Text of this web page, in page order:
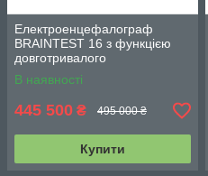
Електроенцефалограф
BRAINTEST 16 з функцією
довготривалого
відеомоніторингу і
викликаними потенціалами
В наявності
445 500 ₴ 495 000 ₴
Купити